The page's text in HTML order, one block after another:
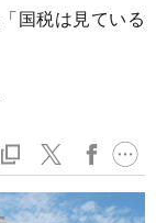
国税は見ている